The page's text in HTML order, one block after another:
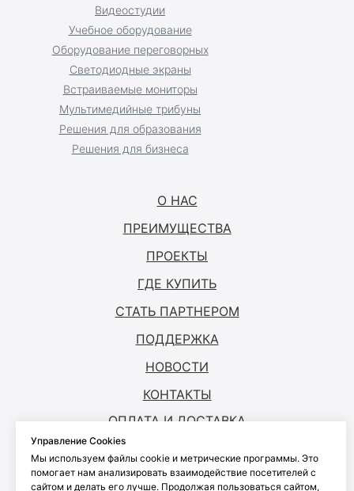
О НАС
© ANTOUCH, 2026. Все права защищены
ПРЕИМУЩЕСТВА
ПРОЕКТЫ
ГДЕ КУПИТЬ
СТАТЬ ПАРТНЕРОМ
ПОДДЕРЖКА
НОВОСТИ
КОНТАКТЫ
ОПЛАТА И ДОСТАВКА
Оборудование переговорных
Учебное оборудование
Светодиодные экраны
Встраиваемые мониторы
Мультимедийные трибуны
Решения для образования
Решения для бизнеса
Видеостудии
Управление Cookies
Мы используем файлы cookie и метрические программы. Это
помогает нам анализировать взаимодействие посетителей с
сайтом и делать его лучше. Продолжая пользоваться сайтом,